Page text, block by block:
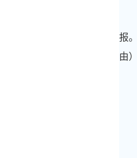
报
由）